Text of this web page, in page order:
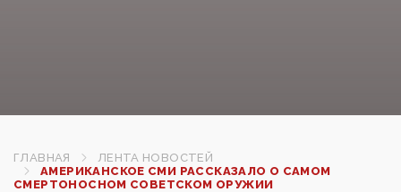
ГЛАВНАЯ
ЛЕНТА НОВОСТЕЙ
АМЕРИКАНСКОЕ СМИ РАССКАЗАЛО О САМОМ
СМЕРТОНОСНОМ СОВЕТСКОМ ОРУЖИИ